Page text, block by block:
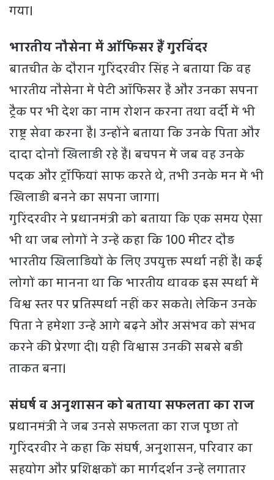
गया।
भारतीय नौसेना में ऑफिसर हैं गुरविंदर
बातचीत के दौरान गुरिंदरवीर सिंह ने बताया कि वह
भारतीय नौसेना में पेटी ऑफिसर हैं और उनका सपना
ट्रैक पर भी देश का नाम रोशन करना तथा वर्दी में भी
राष्ट्र सेवा करना है। उन्होंने बताया कि उनके पिता और
दादा दोनों खिलाड़ी रहे हैं। बचपन में जब वह उनके
पदक और ट्रॉफियां साफ करते थे, तभी उनके मन में भी
खिलाड़ी बनने का सपना जागा।
गुरिंदरवीर ने प्रधानमंत्री को बताया कि एक समय ऐसा
भी था जब लोगों ने उन्हें कहा कि 100 मीटर दौड़
भारतीय खिलाड़ियों के लिए उपयुक्त स्पर्धा नहीं है। कई
लोगों का मानना था कि भारतीय धावक इस स्पर्धा में
विश्व स्तर पर प्रतिस्पर्धा नहीं कर सकते। लेकिन उनके
पिता ने हमेशा उन्हें आगे बढ़ने और असंभव को संभव
करने की प्रेरणा दी। यही विश्वास उनकी सबसे बड़ी
ताकत बना।
संघर्ष व अनुशासन को बताया सफलता का राज
प्रधानमंत्री ने जब उनसे सफलता का राज पूछा तो
गुरिंदरवीर ने कहा कि संघर्ष, अनुशासन, परिवार का
सहयोग और प्रशिक्षकों का मार्गदर्शन उन्हें लगातार